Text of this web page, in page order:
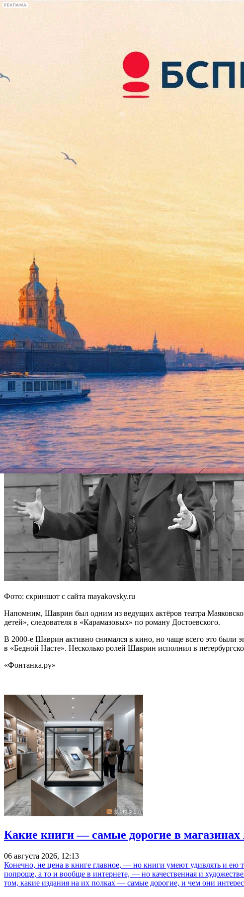
РЕКЛАМА
лекции
книги
Умер актёр «Адмирала» и
31 декабря 2017,
Актёр Виктор Шаврин, исполнивший роли в фильме «Водитель для
скорее всего, стало онкологическое заболевание.
О том, что артист ушёл из жизни, сообщил московскийтеатр имени
заслуженный артист России Александр Шаврин. О дате прощания
Фото: скриншот с сайта mayakovsky.ru
Напомним, Шаврин был одним из ведущих актёров театра
детей», следователя в «Карамазовых» по роману Достоевского.
В 2000-е Шаврин активно снимался в кино, но чаще всего это были
в «Бедной Насте». Несколько ролей Шаврин исполнил в
«Фонтанка.ру»
Какие книги — самые дорогие в магазинах
06 августа 2026, 12:13
Конечно, не цена в книге главное, — но книги умеют удивлять и ею
попроще, а то и вообще в интернете, — но качественная и
том, какие издания на их полках — самые дорогие, и чем они